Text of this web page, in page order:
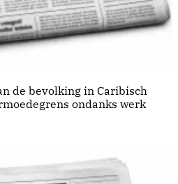
de bevolking in Caribisch
ondanks werk